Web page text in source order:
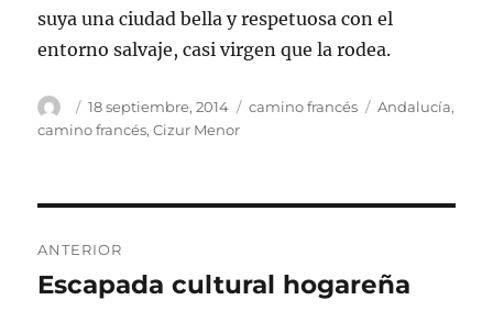
suya una ciudad bella y respetuosa con el
entorno salvaje, casi virgen que la rodea.
Autor
Publicado
el
18 septiembre, 2014 Categorías
camino francés Etiquetas
Andalucía,
camino francés,Cizur Menor
de
ANTERIOR
Entrada
Escapada cultural hogareña